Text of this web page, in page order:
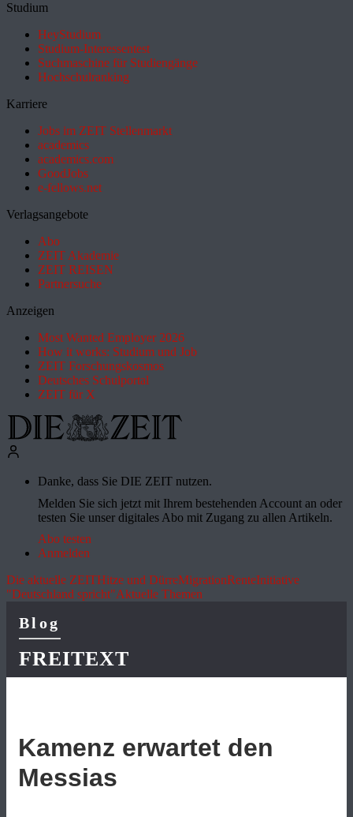
Studium
HeyStudium
Studium-Interessentest
Suchmaschine für Studiengänge
Hochschulranking
Karriere
Jobs im ZEIT Stellenmarkt
academics
academics.com
GoodJobs
e-fellows.net
Verlagsangebote
Abo
ZEIT Akademie
ZEIT REISEN
Partnersuche
Anzeigen
Most Wanted Employer 2026
How it works: Studium und Job
ZEIT Forschungskosmos
Deutsches Schulportal
ZEIT für X
Danke, dass Sie DIE ZEIT nutzen.
Melden Sie sich jetzt mit Ihrem bestehenden Account an oder
testen Sie unser digitales Abo mit Zugang zu allen Artikeln.
Abo testen
Anmelden
Die aktuelle ZEITHitze und DürreMigrationRenteInitiative
"Deutschland spricht"Aktuelle Themen
Blog
FREITEXT
Kamenz erwartet den
Messias